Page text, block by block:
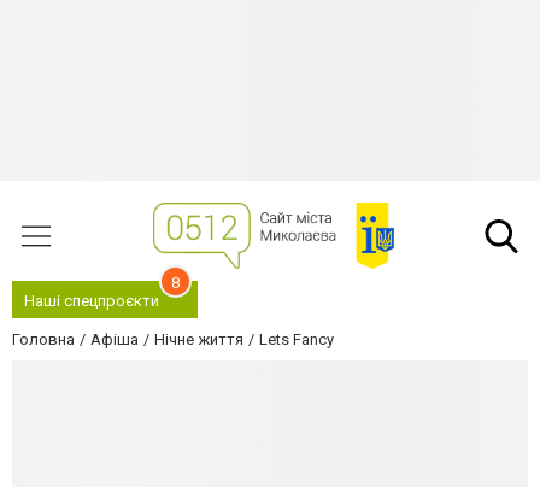
Наші спецпроєкти
8
Головна Афіша Нічне життя Lets Fancy